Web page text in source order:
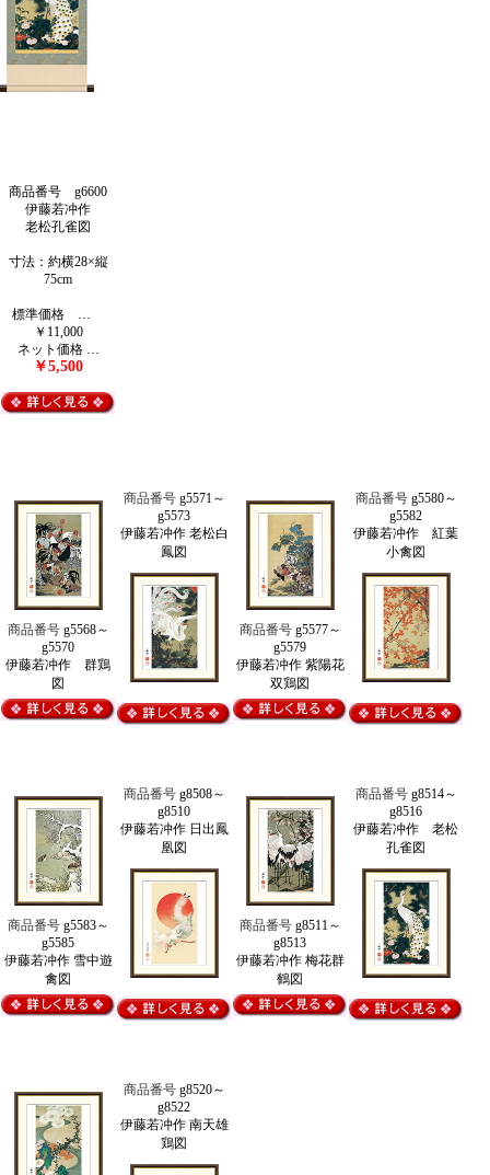
商品番号 g6600
伊藤若冲作
老松孔雀図
寸法：約横28×縦
75cm
標準価格 …
￥11,000
ネット価格 …
￥5,500
商品番号 g5568～
g5570
伊藤若冲作 群鶏
図
商品番号 g5571～
g5573
伊藤若冲作 老松白
鳳図
商品番号 g5577～
g5579
伊藤若冲作 紫陽花
双鶏図
商品番号 g5580～
g5582
伊藤若冲作 紅葉
小禽図
商品番号 g5583～
g5585
伊藤若冲作 雪中遊
禽図
商品番号 g8508～
g8510
伊藤若冲作 日出鳳
凰図
商品番号 g8511～
g8513
伊藤若冲作 梅花群
鶴図
商品番号 g8514～
g8516
伊藤若冲作 老松
孔雀図
商品番号 g8520～
g8522
伊藤若冲作 南天雄
鶏図